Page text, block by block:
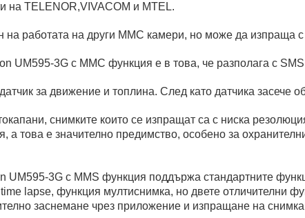
на TELENOR,VIVACOM и MTEL.
работата на други ММС камери, но може да изпраща
UM595-3G с ММС функция е в това, че разполага с
за движение и топлина. След като датчика засече
снимките които се изпращат са с ниска
а това е значително предимство, особено за
UM595-3G с MMS функция поддържа стандартните
lapse, функция мултиснимка, но двете отличителни
заснемане чрез приложение и изпращане на